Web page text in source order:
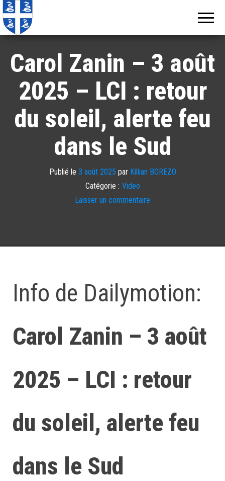
Carol Zanin – 3 août
2025 – LCI : retour
du soleil, alerte feu
dans le Sud
Publié le 3 août 2025 par Killian BOREZO
Catégorie : Video
Laisser un commentaire
Info de Dailymotion:
Carol Zanin – 3 août
2025 – LCI : retour
du soleil, alerte feu
dans le Sud